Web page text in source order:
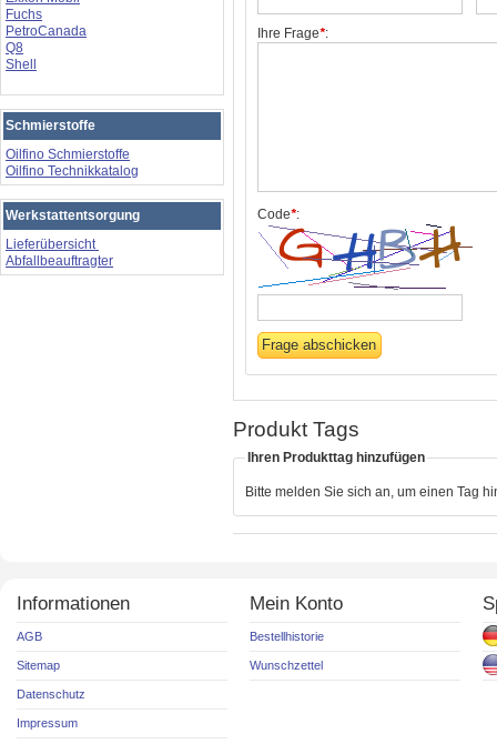
Ihre Frage*:
Code*:
Produkt Tags
Ihren Produkttag hinzufügen
Bitte melden Sie sich an, um einen Tag
Fuchs
PetroCanada
Q8
Shell
Schmierstoffe
Oilfino Schmierstoffe
Oilfino Technikkatalog
Werkstattentsorgung
Lieferübersicht
Abfallbeauftragter
Informationen
AGB
Sitemap
Datenschutz
Impressum
Mein Konto
Bestellhistorie
Wunschzettel